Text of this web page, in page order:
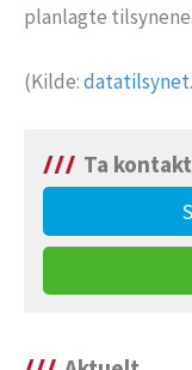
planlagte tilsynene.
(Kilde:
Ta kontakt